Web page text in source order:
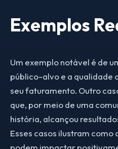
Exemplos
Um exemplo notável é de
público-alvo e a qualidade
seu faturamento. Outro
que, por meio de uma
história, alcançou
Esses casos ilustram